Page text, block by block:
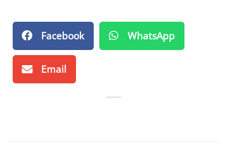
Facebook WhatsApp
Email